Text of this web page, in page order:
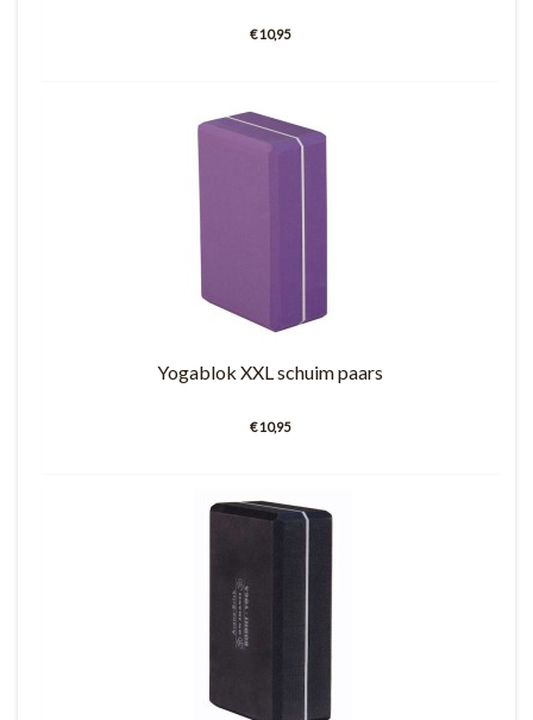
€ 10,95
Yogablok XXL schuim paars
€ 10,95